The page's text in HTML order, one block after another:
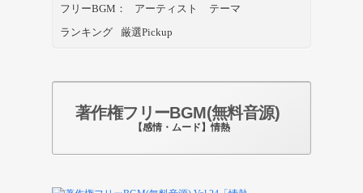
フリーBGM： アーティスト テーマ
ランキング 厳選Pickup
著作権フリーBGM(無料音源)
【感情・ムード】情熱